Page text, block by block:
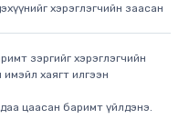
хэрэглэгчийн заасан
зэргийг хэрэглэгчийн
хаягт илгээн
цаасан баримт үйлдэнэ.